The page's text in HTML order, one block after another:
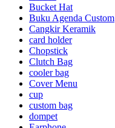
Bucket Hat
Buku Agenda Custom
Cangkir Keramik
card holder
Chopstick
Clutch Bag
cooler bag
Cover Menu
cup
custom bag
dompet